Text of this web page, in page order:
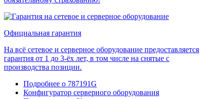
Официальная гарантия
На всё сетевое и серверное оборудование предоставляется
гарантия от 1 до 3-ёх лет, в том числе на снятые с
производства позиции.
Подробнее о 787191G
Конфигуратор серверного оборудования